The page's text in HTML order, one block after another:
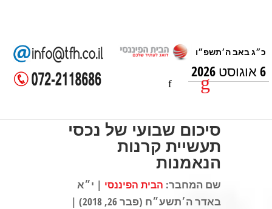
6 אוגוסט 2026
סיכום שבועי של נכסי
תעשיית קרנות
הנאמנות
שם המחבר: הבית הפיננסי | י״א
באדר ה׳תשע״ח (פבר 26, 2018) |